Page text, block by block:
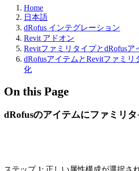
Home
日本語
dRofus インテグレーション
Revit アドオン
RevitファミリタイプとdRofusア
dRofusアイテムとRevitファミ
化
On this Page
dRofusのアイテムにファミリ
ステップ 1: 正しい属性構成が選択さ